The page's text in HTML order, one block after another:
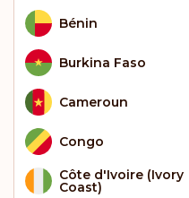
Bénin
Burkina Faso
Cameroun
Congo
Côte d'Ivoire (Ivory
Coast)